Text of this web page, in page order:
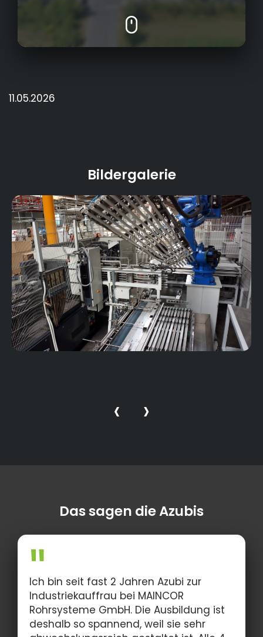
verschiedene Anwendungsbereiche
11.05.2026
Bildergalerie
‹ ›
Das sagen die Azubis
Ich bin seit fast 2 Jahren Azubi zur
Industriekauffrau bei MAINCOR
Rohrsysteme GmbH. Die Ausbildung ist
deshalb so spannend, weil sie sehr